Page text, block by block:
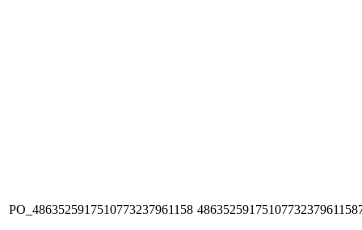
PO_4863525917510773237961158